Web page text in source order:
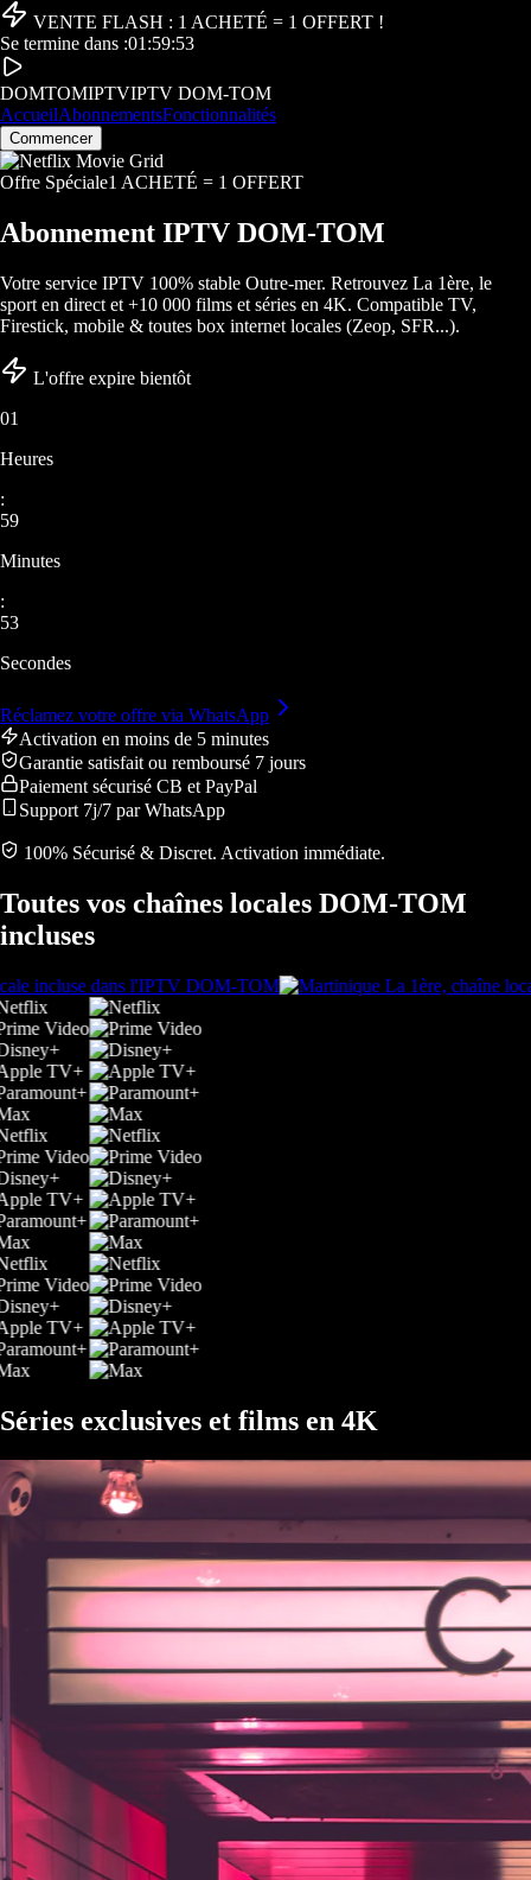
VENTE FLASH : 1 ACHETÉ = 1 OFFERT !
Se termine dans :01 :59:50
DOMTOMIPTVIPTV DOM-TOM
AccueilAbonnementsFonctionnalités
Commencer
Offre Spéciale1 ACHETÉ = 1 OFFERT
Abonnement IPTV DOM-TOM
Votre service IPTV 100% stable Outre-mer. Retrouvez La 1ère, le
sport en direct et +10 000 films et séries en 4K. Compatible TV,
Firestick, mobile & toutes box internet locales (Zeop, SFR...).
L'offre expire bientôt
01
Heures
:
59
Minutes
:
50
Secondes
Réclamez votre offre via WhatsApp
Activation en moins de 5 minutes
Garantie satisfait ou remboursé 7 jours
Paiement sécurisé CB et PayPal
Support 7j/7 par WhatsApp
100% Sécurisé & Discret. Activation immédiate.
Toutes vos chaînes locales DOM-TOM
incluses
Séries exclusives et films en 4K